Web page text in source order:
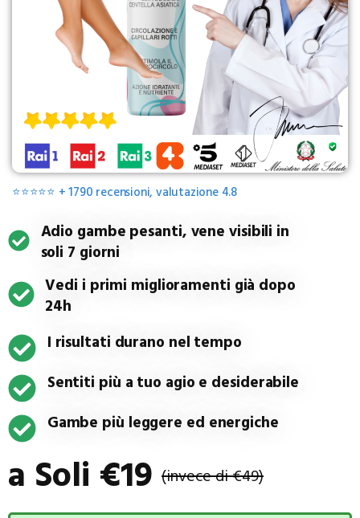
⭐⭐⭐⭐⭐ + 1790 recensioni, valutazione 4.8
Adio gambe pesanti, vene visibili in
soli 7 giorni
Vedi i primi miglioramenti già dopo
24h
I risultati durano nel tempo
Sentiti più a tuo agio e desiderabile
Gambe più leggere ed energiche
a Soli €19 (invece di €49)